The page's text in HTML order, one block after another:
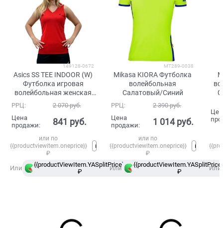
149128-0672
Asics SS TEE INDOOR (W)
Футболка игровая
волейбольная женская
Красный
РРЦ: 2 070 руб.
Цена
продажи:
841 руб.
или по
{{productviewitem.oneprice}}
₽
Или
{{productViewItem.YASplitPrice}}
₽
в
Сплит
MT289-0038
Mikasa KIORA Футболка
волейбольная
Салатовый/Синий
РРЦ: 2 390 руб.
Цена
продажи:
1 014 руб.
или по
{{productviewitem.oneprice}}
₽
Или
₽
Или